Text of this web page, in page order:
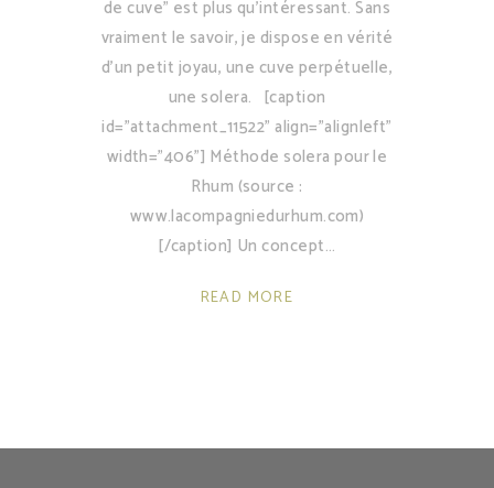
de cuve" est plus qu'intéressant. Sans
vraiment le savoir, je dispose en vérité
d'un petit joyau, une cuve perpétuelle,
une solera. [caption
id="attachment_11522" align="alignleft"
width="406"] Méthode solera pour le
Rhum (source :
www.lacompagniedurhum.com)
[/caption] Un concept
READ MORE